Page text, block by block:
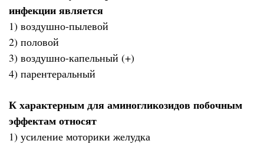
инфекции является
1) воздушно-пылевой
2) половой
3) воздушно-капельный (+)
4) парентеральный
К характерным для аминогликозидов побочным
эффектам относят
1) усиление моторики желудка